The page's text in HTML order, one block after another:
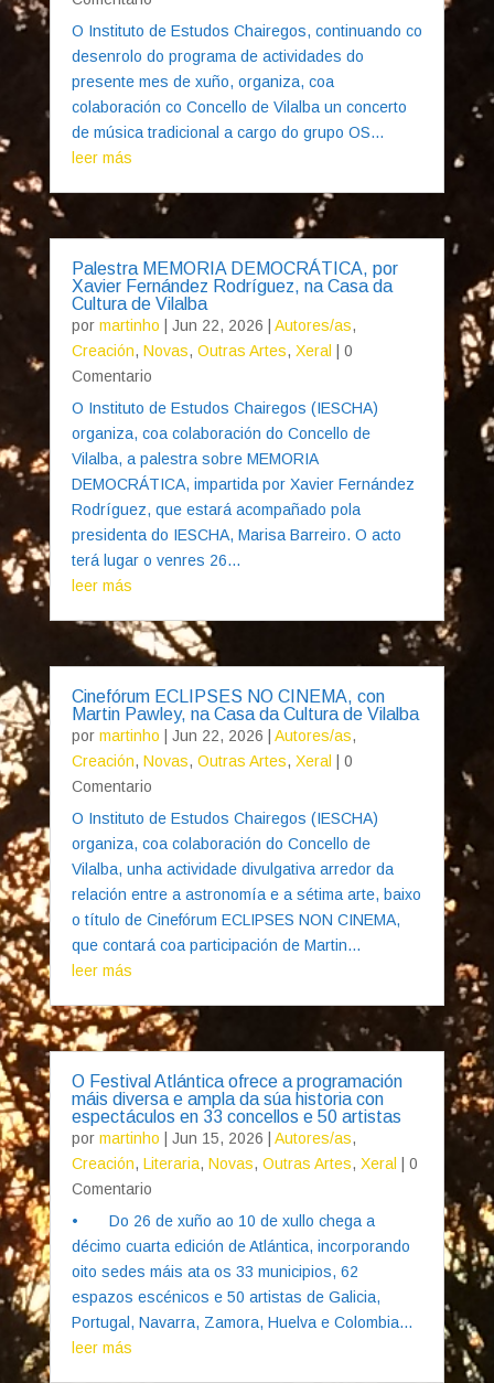
O Instituto de Estudos Chairegos, continuando co
desenrolo do programa de actividades do
presente mes de xuño, organiza, coa
colaboración co Concello de Vilalba un concerto
de música tradicional a cargo do grupo OS...
leer más
Palestra MEMORIA DEMOCRÁTICA, por
Xavier Fernández Rodríguez, na Casa da
Cultura de Vilalba
por martinho Jun 22, 2026 Autores/as,
Creación, Novas, Outras Artes, Xeral
| 0
Comentario
O Instituto de Estudos Chairegos (IESCHA)
organiza, coa colaboración do Concello de
Vilalba, a palestra sobre MEMORIA
DEMOCRÁTICA, impartida por Xavier Fernández
Rodríguez, que estará acompañado pola
presidenta do IESCHA, Marisa Barreiro. O acto
terá lugar o venres 26...
leer más
Cinefórum ECLIPSES NO CINEMA, con
Martin Pawley, na Casa da Cultura de Vilalba
por martinho Jun 22, 2026 Autores/as,
Creación, Novas, Outras Artes, Xeral
| 0
Comentario
O Instituto de Estudos Chairegos (IESCHA)
organiza, coa colaboración do Concello de
Vilalba, unha actividade divulgativa arredor da
relación entre a astronomía e a sétima arte, baixo
o título de Cinefórum ECLIPSES NON CINEMA,
que contará coa participación de Martin...
leer más
O Festival Atlántica ofrece a programación
máis diversa e ampla da súa historia con
espectáculos en 33 concellos e 50 artistas
por martinho Jun 15, 2026 Autores/as,
Creación, Literaria, Novas, Outras Artes, Xeral
| 0
Comentario
• Do 26 de xuño ao 10 de xullo chega a
décimo cuarta edición de Atlántica, incorporando
oito sedes máis ata os 33 municipios, 62
espazos escénicos e 50 artistas de Galicia,
Portugal, Navarra, Zamora, Huelva e Colombia...
leer más